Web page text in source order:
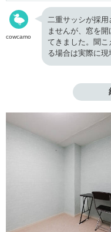
cowcamo
二重サッシが採用
ませんが、窓を
てきました。聞
る場合は実際に現